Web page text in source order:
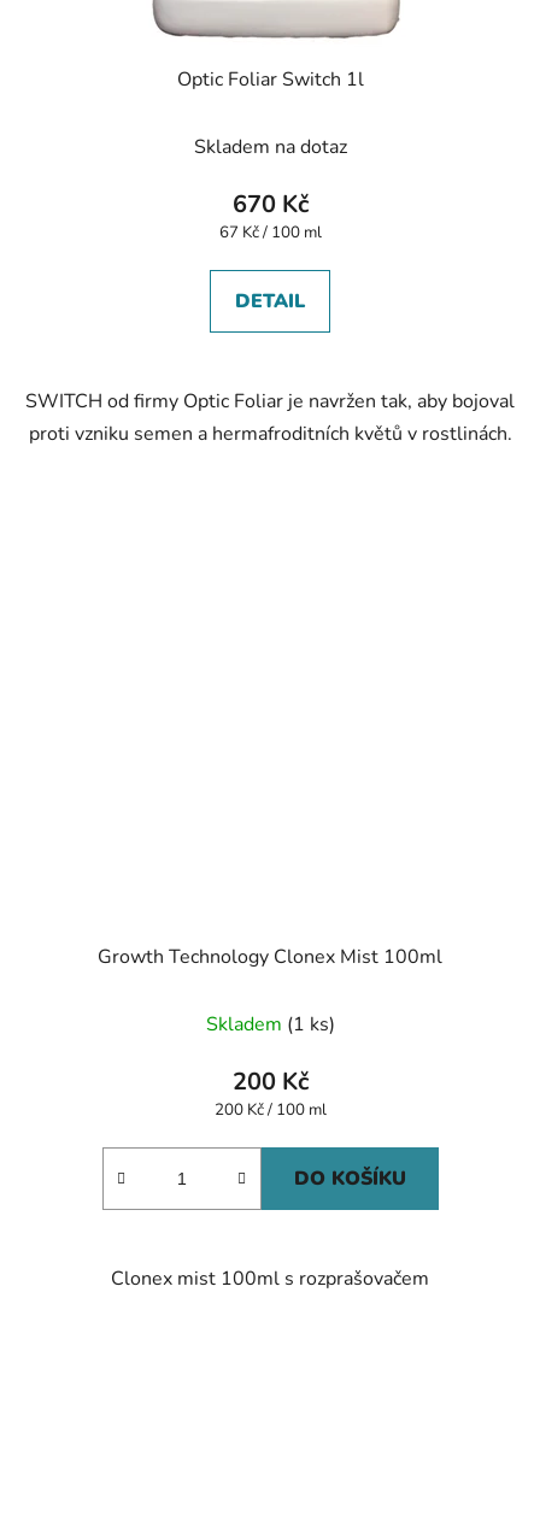
Optic Foliar Switch 1l
Skladem na dotaz
670 Kč
Měrná
67 Kč / 100 ml
DETAIL
SWITCH od firmy Optic Foliar je navržen tak, aby bojoval
proti vzniku semen a hermafroditních květů v rostlinách.
Growth Technology Clonex Mist 100ml
Skladem (1 ks)
200 Kč
Měrná
200 Kč / 100 ml
DO KOŠÍKU
Clonex mist 100ml s rozprašovačem